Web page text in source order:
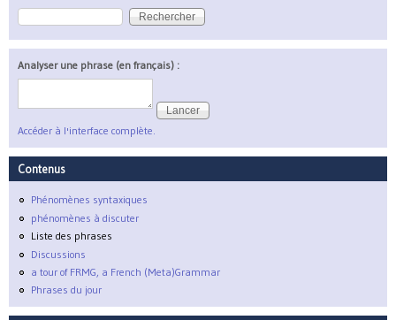
Formulaire de recherche
Rechercher
Analyser une phrase (en français) :
Accéder à l'interface complète.
Contenus
Phénomènes syntaxiques
phénomènes à discuter
Liste des phrases
Discussions
a tour of FRMG, a French (Meta)Grammar
Phrases du jour